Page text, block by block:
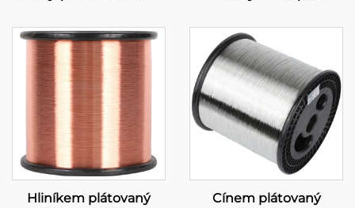
Hliníkem plátovaný
Cínem plátovaný